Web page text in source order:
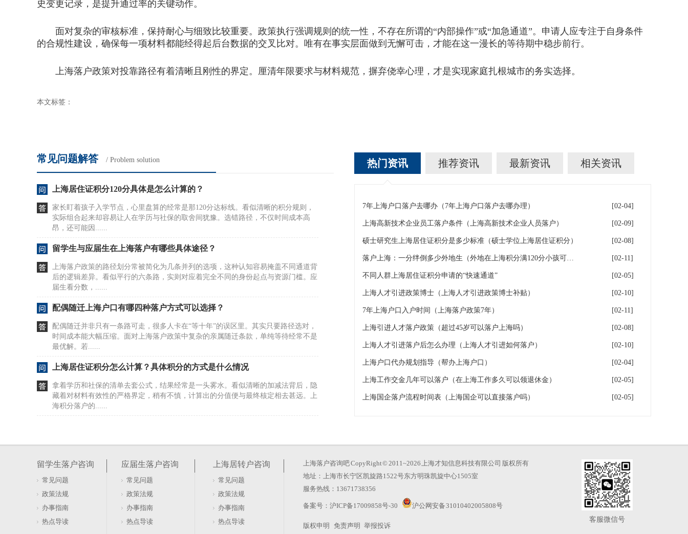
史变更记录，是提升通过率的关键动作。
面对复杂的审核标准，保持耐心与细致比较重要。政策执行强调规则的统一性，不存在所谓的“内部操作”或“加急通道”。申请人应专注于自身条件
的合规性建设，确保每一项材料都能经得起后台数据的交叉比对。唯有在事实层面做到无懈可击，才能在这一漫长的等待期中稳步前行。
上海落户政策对投靠路径有着清晰且刚性的界定。厘清年限要求与材料规范，摒弃侥幸心理，才是实现家庭扎根城市的务实选择。
本文标签：
常见问题解答 / Problem solution
上海居住证积分120分具体是怎么计算的？
家长盯着孩子入学节点，心里盘算的经常是那120分达标线。看似清晰的积分规则，
实际组合起来却容易让人在学历与社保的取舍间犹豫。选错路径，不仅时间成本高
昂，还可能因......
留学生与应届生在上海落户有哪些具体途径？
上海落户政策的路径划分常被简化为几条并列的选项，这种认知容易掩盖不同通道背
后的逻辑差异。看似平行的六条路，实则对应着完全不同的身份起点与资源门槛。应
届生看分数，......
配偶随迁上海户口有哪四种落户方式可以选择？
配偶随迁并非只有一条路可走，很多人卡在“等十年”的误区里。其实只要路径选对，
时间成本能大幅压缩。面对上海落户政策中复杂的亲属随迁条款，单纯等待经常不是
最优解。若......
上海居住证积分怎么计算？具体积分的方式是什么情况
拿着学历和社保的清单去套公式，结果经常是一头雾水。看似清晰的加减法背后，隐
藏着对材料有效性的严格界定，稍有不慎，计算出的分值便与最终核定相去甚远。上
海积分落户的......
很多人盯着社保和劳动合同，以为这是办证的硬门槛。2026年的政策调整却反其道而
本与租赁......
软考证书能否用于上海居住证积分落户办理
盯着软考证书发呆，以为拿到手就能直接兑换上海户口？这种想法太天真。上海积分
卡在有了证......
热门资讯 推荐资讯 最新资讯 相关资讯
7年上海户口落户去哪办（7年上海户口落户去哪办理） [02-04]
上海高新技术企业员工落户条件（上海高新技术企业人员落户） [02-09]
硕士研究生上海居住证积分是多少标准（硕士学位上海居住证积分） [02-08]
落户上海：一分绊倒多少外地生（外地在上海积分满120分小孩可以考上海大学吗） [02-11]
不同人群上海居住证积分申请的“快速通道” [02-05]
上海人才引进政策博士（上海人才引进政策博士补贴） [02-10]
7年上海户口入户时间（上海落户政策7年） [02-11]
上海引进人才落户政策（超过45岁可以落户上海吗） [02-08]
上海人才引进落户后怎么办理（上海人才引进如何落户） [02-10]
上海户口代办规划指导（帮办上海户口） [02-04]
上海工作交金几年可以落户（在上海工作多久可以领退休金） [02-05]
上海国企落户流程时间表（上海国企可以直接落户吗） [02-05]
留学生落户咨询
常见问题
政策法规
办事指南
热点导读
应届生落户咨询
常见问题
政策法规
办事指南
热点导读
上海居转户咨询
常见问题
政策法规
办事指南
热点导读
上海落户咨询吧CopyRight © 2011~2026 上海才知信息科技有限公司 版权所有
地址：上海市长宁区凯旋路1522号东方明珠凯旋中心1505室
服务热线：13671738356
备案号： 沪ICP备17009858号-30 沪公网安备 31010402005808号
版权申明 免责声明 举报投诉
客服微信号